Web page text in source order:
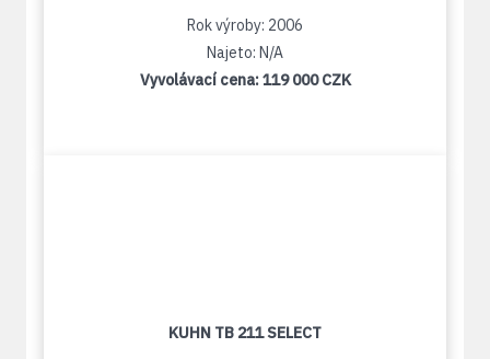
Rok výroby: 2006
Najeto: N/A
Vyvolávací cena:119 000 CZK
KUHN TB 211 SELECT